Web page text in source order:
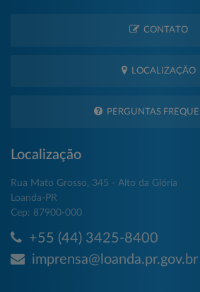
CONTATO
LOCALIZAÇÃO
PERGUNTAS
Localização
Rua Mato Grosso, 345 - Alto da Glória
Loanda-PR
Cep: 87900-000
+55 (44) 3425-8400
imprensa@loanda.pr.gov.br